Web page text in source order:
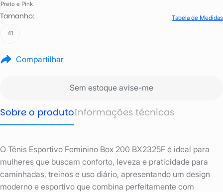
Preto e Pink
Tamanho: Tabela de Medidas
41
Compartilhar
Sem estoque avise-me
Sobre o produtoInformações técnicas
O Tênis Esportivo Feminino Box 200 BX2325F é ideal para
mulheres que buscam conforto, leveza e praticidade para
caminhadas, treinos e uso diário, apresentando um design
moderno e esportivo que combina perfeitamente com